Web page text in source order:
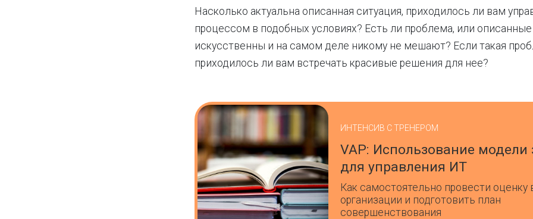
Насколько актуальна описанная ситуация, приходилось ли вам
процессом в подобных условиях? Есть ли проблема, или
искусственны и на самом деле никому не мешают? Если такая
приходилось ли вам встречать красивые решения для нее?
ИНТЕНСИВ С ТРЕНЕРОМ
VAP: Использование модели
для управления ИТ
Как самостоятельно провести оценку
организации и подготовить план
совершенствования